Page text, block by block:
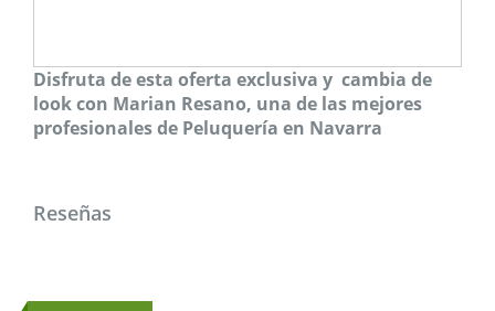
Disfruta de esta oferta exclusiva y cambia de
look con Marian Resano, una de las mejores
profesionales de Peluquería en Navarra
Reseñas